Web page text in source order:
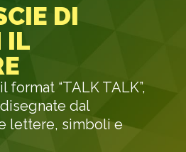
DI
IL
“TALK TALK”,
dal
lettere, simboli e